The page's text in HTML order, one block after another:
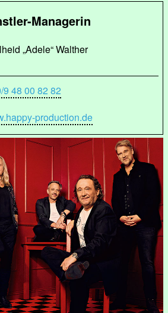
Managerin
„Adele“ Walther
9 48 00 82 82
production.de